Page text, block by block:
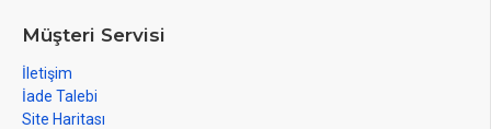
Müşteri Servisi
İletişim
İade Talebi
Site Haritası